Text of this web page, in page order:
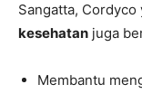
Sangatta, Cordyco
kesehatan juga
Membantu